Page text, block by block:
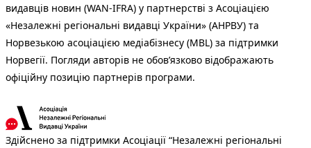
видавців новин (WAN-IFRA) у партнерстві з Асоціацією
«Незалежні регіональні видавці України» (АНРВУ) та
Норвезькою асоціацією медіабізнесу (MBL) за підтримки
Норвегії. Погляди авторів не обов’язково відображають
офіційну позицію партнерів програми.
Здійснено за підтримки Асоціації “Незалежні регіональні